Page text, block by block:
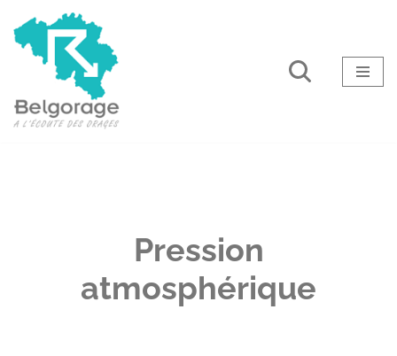
Aller
Pression
atmosphérique